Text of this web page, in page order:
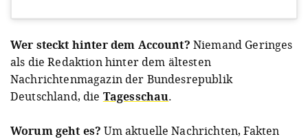
Wer steckt hinter dem Account? Niemand Geringes
als die Redaktion hinter dem ältesten
Nachrichtenmagazin der Bundesrepublik
Deutschland, die Tagesschau.
Worum geht es?Um aktuelle Nachrichten, Fakten